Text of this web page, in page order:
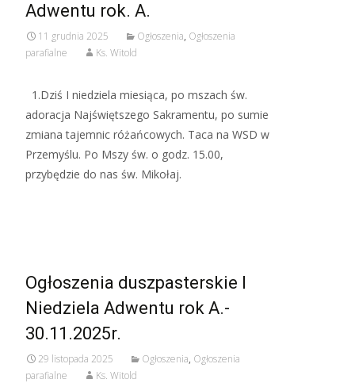
Adwentu rok. A.
11 grudnia 2025 Ogłoszenia, Ogłoszenia
parafialne
Ks. Witold
1.Dziś I niedziela miesiąca, po mszach św.
adoracja Najświętszego Sakramentu, po sumie
zmiana tajemnic różańcowych. Taca na WSD w
Przemyślu. Po Mszy św. o godz. 15.00,
przybędzie do nas św. Mikołaj.
Ogłoszenia duszpasterskie I
Niedziela Adwentu rok A.-
30.11.2025r.
29 listopada 2025 Ogłoszenia, Ogłoszenia
parafialne
Ks. Witold